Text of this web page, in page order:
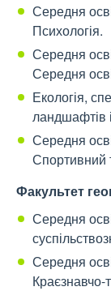
Середня
Психологія.
Середня
Середня
Екологія,
ландшафтів
Середня
Спортивний
Факультет
Середня
Середня
Краєзнавчо-